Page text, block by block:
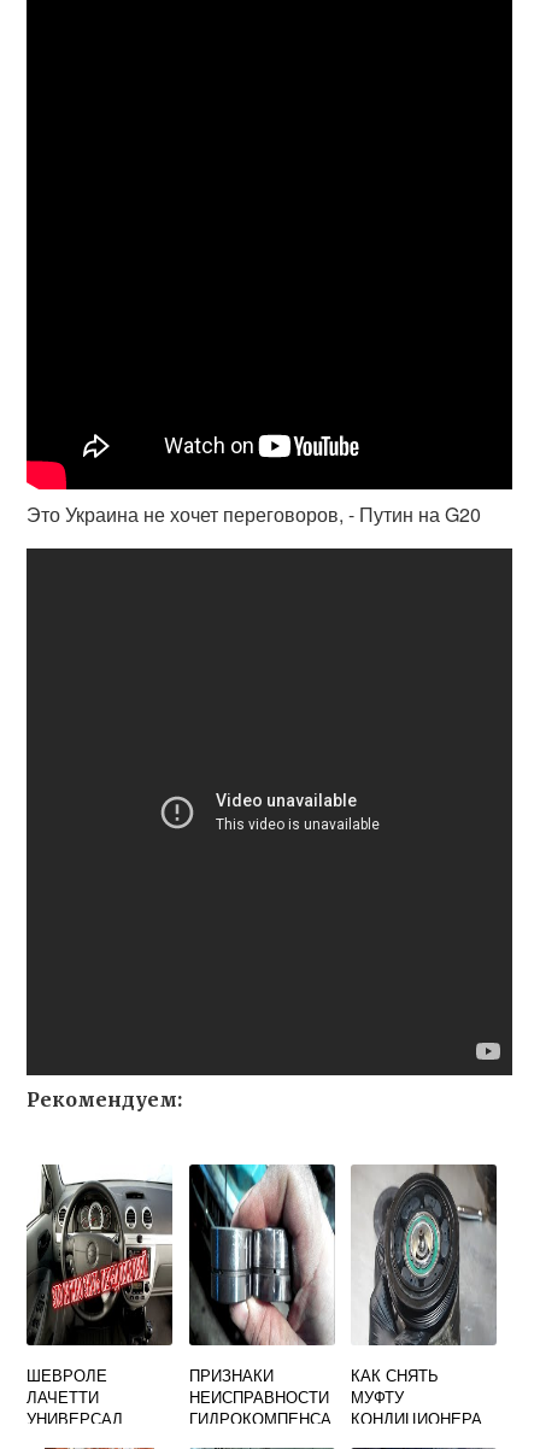
Это Украина не хочет переговоров, - Путин на G20
Рекомендуем:
ШЕВРОЛЕ
ЛАЧЕТТИ
УНИВЕРСАЛ
ПРИЗНАКИ
НЕИСПРАВНОСТИ
ГИДРОКОМПЕНСА
КАК СНЯТЬ
МУФТУ
КОНДИЦИОНЕРА